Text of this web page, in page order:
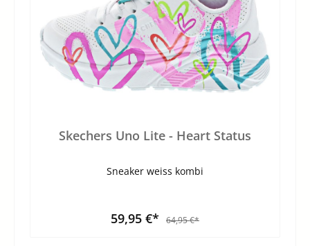
Skechers Uno Lite - Heart Status
Sneaker weiss kombi
59,95 €* 64,95 €*